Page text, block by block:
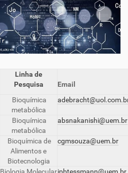
Linha de
Pesquisa
Email
Bioquímica
metabólica
Bioquímica
metabólica
absnakanishi@uem.br
Bioquímica de
Alimentos e
Biotecnologia
cgmsouza@uem.br